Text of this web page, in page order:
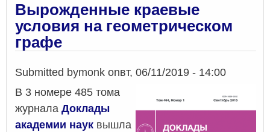
при
Вырожденные краевые
условия на геометрическом
графе
Submitted bymonk onвт, 06/11/2019 - 14:00
В 3 номере 485 тома
журнала Доклады
академии наук вышла